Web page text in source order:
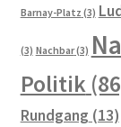
Die
…in der
Die
Barnay-Platz (3)
(3) Nachbar(3)
Politik
Rundgang (13)